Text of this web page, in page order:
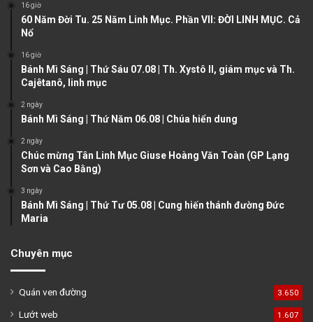
u
e
g
16 giờ
60 Năm Đời Tu. 25 Năm Linh Mục. Phần VII: ĐỜI LINH MỤC. Cả
Nổ
16 giờ
Bánh Mì Sáng | Thứ Sáu 07.08 | Th. Xystô II, giám mục và Th.
Cajêtanô, linh mục
2 ngày
Bánh Mì Sáng | Thứ Năm 06.08 | Chúa hiển dung
2 ngày
Chúc mừng Tân Linh Mục Giuse Hoàng Văn Toàn (GP Lạng
Sơn và Cao Bằng)
3 ngày
Bánh Mì Sáng | Thứ Tư 05.08 | Cung hiến thánh đường Đức
Maria
Chuyên mục
Quán ven đường 3.650
Lướt web 1.607